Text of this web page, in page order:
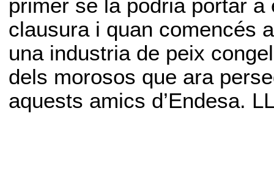
primer se la podria portar
clausura i quan comencés
una industria de peix
dels morosos que ara
aquests amics d’Endesa.